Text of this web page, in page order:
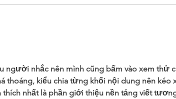
người nhắc nên mình cũng bấm vào xem thử
thoáng, kiểu chia từng khối nội dung nên kéo
thích nhất là phần giới thiệu nền tảng viết